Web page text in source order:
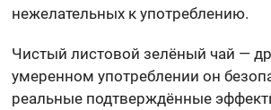
нежелательных к употреблению.
Чистый листовой зелёный чай —
умеренном употреблении он
реальные подтверждённые